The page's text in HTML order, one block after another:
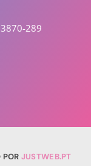
289
JUSTWEB.PT